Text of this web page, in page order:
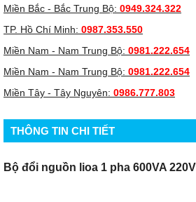
Miền Bắc - Bắc Trung Bộ: 0949.324.322
TP. Hồ Chí Minh: 0987.353.550
Miền Nam - Nam Trung Bộ: 0981.222.654
Miền Nam - Nam Trung Bộ: 0981.222.654
Miền Tây - Tây Nguyên: 0986.777.803
THÔNG TIN CHI TIẾT
Bộ đổi nguồn lioa 1 pha 600VA